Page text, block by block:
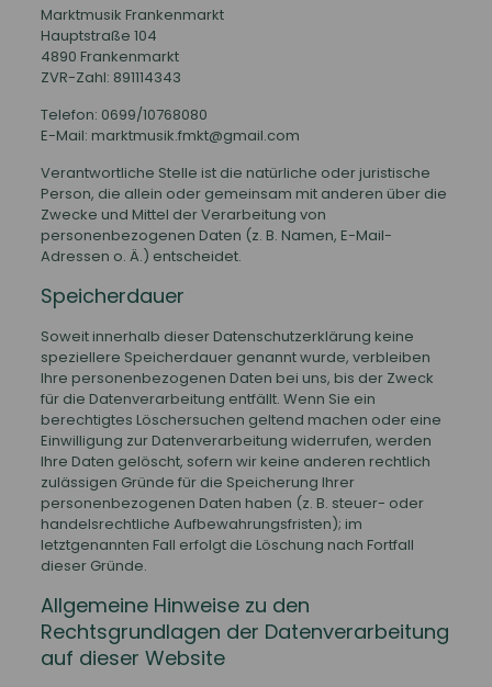
Marktmusik Frankenmarkt
Hauptstraße 104
4890 Frankenmarkt
ZVR-Zahl: 891114343
Telefon: 0699/10768080
E-Mail: marktmusik.fmkt@gmail.com
Verantwortliche Stelle ist die natürliche oder juristische
Person, die allein oder gemeinsam mit anderen über die
Zwecke und Mittel der Verarbeitung von
personenbezogenen Daten (z. B. Namen, E-Mail-
Adressen o. Ä.) entscheidet.
Speicherdauer
Soweit innerhalb dieser Datenschutzerklärung keine
speziellere Speicherdauer genannt wurde, verbleiben
Ihre personenbezogenen Daten bei uns, bis der Zweck
für die Datenverarbeitung entfällt. Wenn Sie ein
berechtigtes Löschersuchen geltend machen oder eine
Einwilligung zur Datenverarbeitung widerrufen, werden
Ihre Daten gelöscht, sofern wir keine anderen rechtlich
zulässigen Gründe für die Speicherung Ihrer
personenbezogenen Daten haben (z. B. steuer- oder
handelsrechtliche Aufbewahrungsfristen); im
letztgenannten Fall erfolgt die Löschung nach Fortfall
dieser Gründe.
Allgemeine Hinweise zu den
Rechtsgrundlagen der Datenverarbeitung
auf dieser Website